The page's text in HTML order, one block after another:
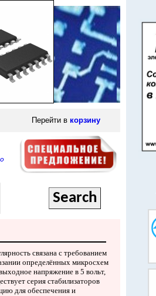
Перейти в корзину
связана с требованием
определённых микросхем
напряжение в 5 вольт,
серия стабилизаторов
для обеспечения и